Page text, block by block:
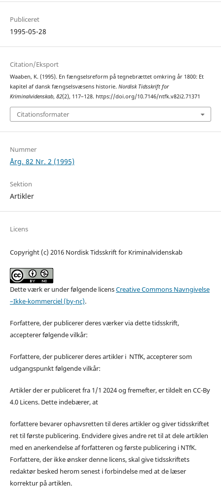
Publiceret
1995-05-28
Citation/Eksport
Waaben, K. (1995). En fængselsreform på tegnebrættet omkring år 1800: Et
kapitel af dansk fængselsvæsens historie. Nordisk Tidsskrift for
Kriminalvidenskab, 82(2), 117–128. https://doi.org/10.7146/ntfk.v82i2.71371
Citationsformater
Nummer
Årg. 82 Nr. 2 (1995)
Sektion
Artikler
Licens
Copyright (c) 2016 Nordisk Tidsskrift for Kriminalvidenskab
Dette værk er under følgende licensCreative Commons Navngivelse
–Ikke-kommerciel (by-nc).
Forfattere, der publicerer deres værker via dette tidsskrift,
accepterer følgende vilkår:
Forfattere, der publicerer deres artikler i NTfK, accepterer som
udgangspunkt følgende vilkår:
Artikler der er publiceret fra 1/1 2024 og fremefter, er tildelt en CC-By
4.0 Licens. Dette indebærer, at
forfattere bevarer ophavsretten til deres artikler og giver tidsskriftet
ret til første publicering. Endvidere gives andre ret til at dele artiklen
med en anerkendelse af forfatteren og første publicering i NTfK.
Forfattere, der ikke ønsker denne licens, skal give tidsskriftets
redaktør besked herom senest i forbindelse med at de læser
korrektur på artiklen.